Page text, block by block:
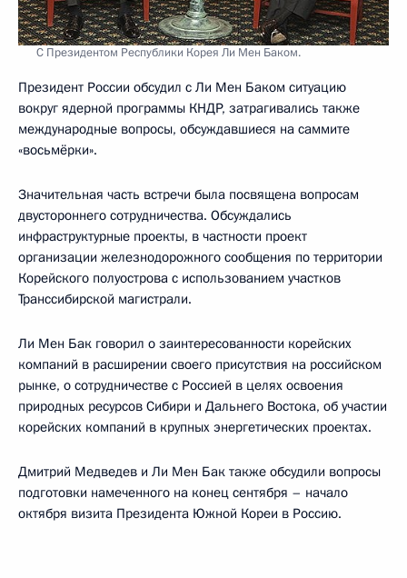
С Президентом Республики Корея Ли Мен Баком.
Президент России обсудил с Ли Мен Баком ситуацию
вокруг ядерной программы КНДР, затрагивались также
международные вопросы, обсуждавшиеся на саммите
«восьмёрки».
Значительная часть встречи была посвящена вопросам
двустороннего сотрудничества. Обсуждались
инфраструктурные проекты, в частности проект
организации железнодорожного сообщения по территории
Корейского полуострова с использованием участков
Транссибирской магистрали.
Ли Мен Бак говорил о заинтересованности корейских
компаний в расширении своего присутствия на российском
рынке, о сотрудничестве с Россией в целях освоения
природных ресурсов Сибири и Дальнего Востока, об участии
корейских компаний в крупных энергетических проектах.
Дмитрий Медведев и Ли Мен Бак также обсудили вопросы
подготовки намеченного на конец сентября – начало
октября визита Президента Южной Кореи в Россию.